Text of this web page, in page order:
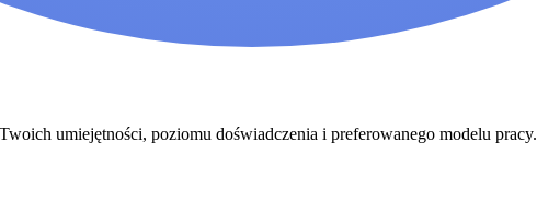
umiejętności, poziomu doświadczenia i preferowanego modelu pracy.